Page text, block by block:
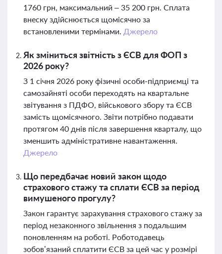
1760 грн, максимальний – 35 200 грн. Сплата
внеску здійснюється щомісячно за
встановленими термінами. Джерело
Як зміниться звітність з ЄСВ для ФОП з
2026 року?
З 1 січня 2026 року фізичні особи-підприємці та
самозайняті особи переходять на квартальне
звітування з ПДФО, військового збору та ЄСВ
замість щомісячного. Звіти потрібно подавати
протягом 40 днів після завершення кварталу, що
зменшить адміністративне навантаження.
Джерело
Що передбачає новий закон щодо
страхового стажу та сплати ЄСВ за період
вимушеного прогулу?
Закон гарантує зарахування страхового стажу за
період незаконного звільнення з подальшим
поновленням на роботі. Роботодавець
зобов’язаний сплатити ЄСВ за цей час у розмірі